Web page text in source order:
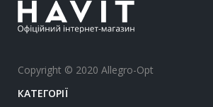
Copyright © 2020 Allegro-Opt
КАТЕГОРІЇ